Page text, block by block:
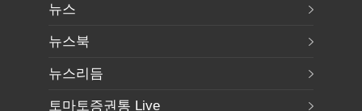
뉴스
뉴스북
뉴스리듬
토마토증권통 Live